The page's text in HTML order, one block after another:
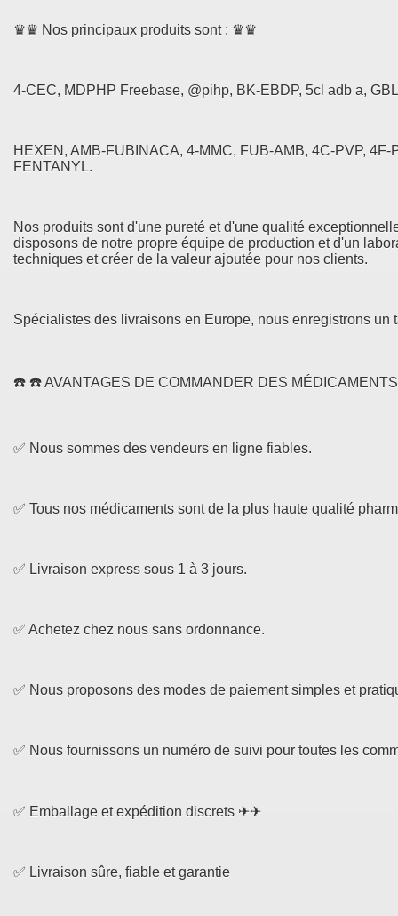
♛♛ Nos principaux produits sont : ♛♛
4-CEC, MDPHP Freebase, @pihp, BK-EBDP, 5cl adb a,
HEXEN, AMB-FUBINACA, 4-MMC, FUB-AMB, 4C-PVP,
FENTANYL.
Nos produits sont d'une pureté et d'une qualité
disposons de notre propre équipe de production et d'un
techniques et créer de la valeur ajoutée pour nos clients.
Spécialistes des livraisons en Europe, nous enregistrons
☎️ ☎️ AVANTAGES DE COMMANDER DES
✅ Nous sommes des vendeurs en ligne fiables.
✅ Tous nos médicaments sont de la plus haute qualité
✅ Livraison express sous 1 à 3 jours.
✅ Achetez chez nous sans ordonnance.
✅ Nous proposons des modes de paiement simples et
✅ Nous fournissons un numéro de suivi pour toutes les
✅ Emballage et expédition discrets ✈✈
✅ Livraison sûre, fiable et garantie